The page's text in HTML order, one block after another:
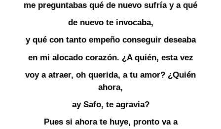
me preguntabas qué de nuevo sufría y a qué
de nuevo te invocaba,
y qué con tanto empeño conseguir deseaba
en mi alocado corazón. ¿A quién, esta vez
voy a atraer, oh querida, a tu amor? ¿Quién
ahora,
ay Safo, te agravia?
Pues si ahora te huye, pronto va a